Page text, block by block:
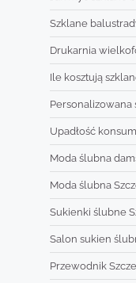
Szklane
Drukarnia
Ile kosztują
Personalizowana
Upadłość
Moda ślubna
Moda ślubna
Sukienki ślubne
Salon sukien
Przewodnik